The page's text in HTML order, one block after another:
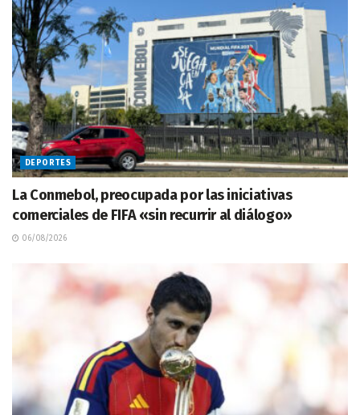
DEPORTES
La Conmebol, preocupada por las iniciativas
comerciales de FIFA «sin recurrir al diálogo»
06/08/2026